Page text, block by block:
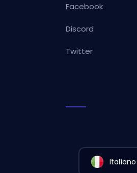
Facebook
Discord
Twitter
Italiano